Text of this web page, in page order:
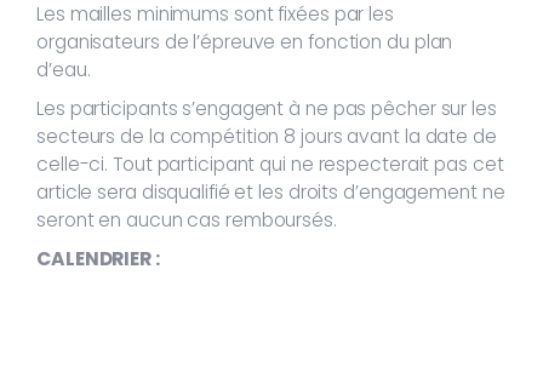
Les mailles minimums sont fixées par les
organisateurs de l’épreuve en fonction du plan
d’eau.
Les participants s’engagent à ne pas pêcher sur les
secteurs de la compétition 8 jours avant la date de
celle-ci. Tout participant qui ne respecterait pas cet
article sera disqualifié et les droits d’engagement ne
seront en aucun cas remboursés.
CALENDRIER :